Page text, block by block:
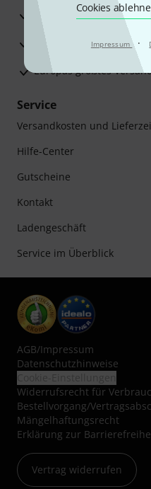
Cookies
Impressum ·
Beratung durch
Zufriedenheitsgarantie
Europas größtes
Service
Versandkosten und
Hilfe-Center
Gutscheine
Kontakt
Ladengeschäft
Service im Überblick
AGB/Impressum
Datenschutzhinweise
Widerrufsrecht für
Bestellvorgang/
Mängelhaftungsrecht
Erklärung zur
Vertrag widerrufen